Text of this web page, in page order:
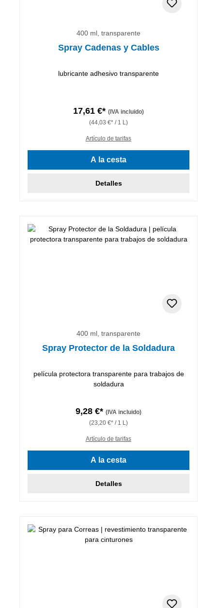
400 ml, transparente
Spray Cadenas y Cables
lubricante adhesivo transparente
17,61 €* (IVA incluido)
(44,03 €* / 1 L)
Artículo de tarifas
A la cesta
Detalles
400 ml, transparente
Spray Protector de la Soldadura
película protectora transparente para trabajos de
soldadura
9,28 €* (IVA incluido)
(23,20 €* / 1 L)
Artículo de tarifas
A la cesta
Detalles